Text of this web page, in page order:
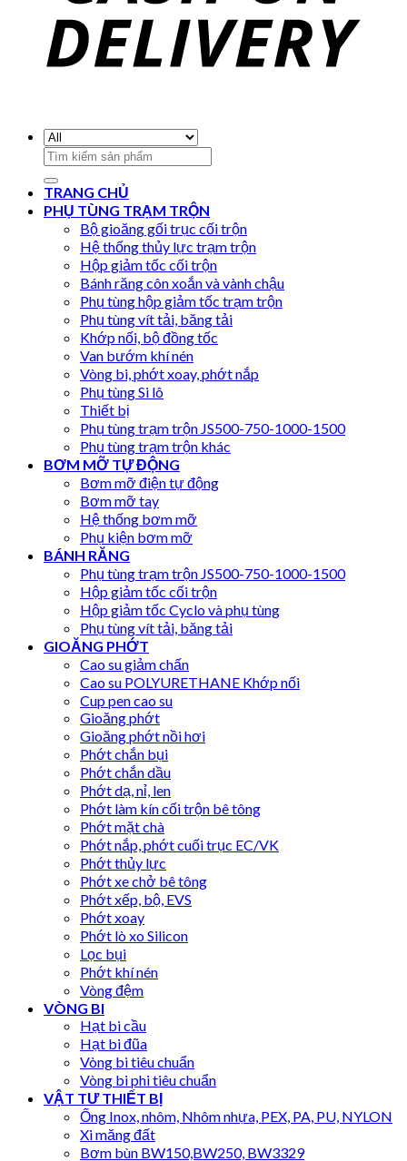
Search
for:
TRANG CHỦ
PHỤ TÙNG TRẠM TRỘN
Bộ gioăng gối trục cối trộn
Hệ thống thủy lực trạm trộn
Hộp giảm tốc cối trộn
Bánh răng côn xoắn và vành chậu
Phụ tùng hộp giảm tốc trạm trộn
Phụ tùng vít tải, băng tải
Khớp nối, bộ đồng tốc
Van bướm khí nén
Vòng bi, phớt xoay, phớt nắp
Phụ tùng Si lô
Thiết bị
Phụ tùng trạm trộn JS500-750-1000-1500
Phụ tùng trạm trộn khác
BƠM MỠ TỰ ĐỘNG
Bơm mỡ điện tự động
Bơm mỡ tay
Hệ thống bơm mỡ
Phụ kiện bơm mỡ
BÁNH RĂNG
Phụ tùng trạm trộn JS500-750-1000-1500
Hộp giảm tốc cối trộn
Hộp giảm tốc Cyclo và phụ tùng
Phụ tùng vít tải, băng tải
GIOĂNG PHỚT
Cao su giảm chấn
Cao su POLYURETHANE Khớp nối
Cup pen cao su
Gioăng phớt
Gioăng phớt nồi hơi
Phớt chắn bụi
Phớt chắn dầu
Phớt dạ, nỉ, len
Phớt làm kín cối trộn bê tông
Phớt mặt chà
Phớt nắp, phớt cuối trục EC/VK
Phớt thủy lực
Phớt xe chở bê tông
Phớt xếp, bộ, EVS
Phớt xoay
Phớt lò xo Silicon
Lọc bụi
Phớt khí nén
Vòng đệm
VÒNG BI
Hạt bi cầu
Hạt bi đũa
Vòng bi tiêu chuẩn
Vòng bi phi tiêu chuẩn
VẬT TƯ THIẾT BỊ
Ống Inox, nhôm, Nhôm nhựa, PEX, PA, PU, NYLON
Xi măng đất
Bơm bùn BW150,BW250, BW3329